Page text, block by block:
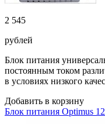
2 545
рублей
Блок питания
постоянным током
в условиях низкого
Добавить в корзину
Блок питания Optimus